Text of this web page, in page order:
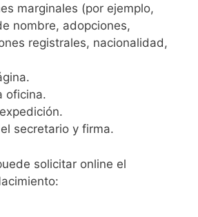
marginales (por ejemplo,
nombre, adopciones,
registrales, nacionalidad,
oficina.
secretario y firma.
solicitar online el